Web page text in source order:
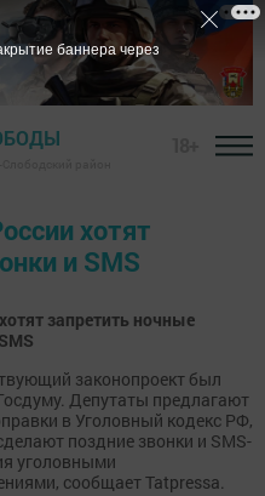
хотят
и SMS
запретить ночные
законопроект был
Депутаты предлагают
в Уголовный кодекс РФ,
поздние звонки и SMS-
уголовными
сообщает Tatpressa.
баннера через